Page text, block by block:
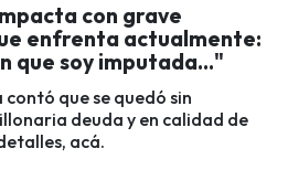
con grave
enfrenta actualmente:
que soy imputada..."
que se quedó sin
deuda y en calidad de
acá.